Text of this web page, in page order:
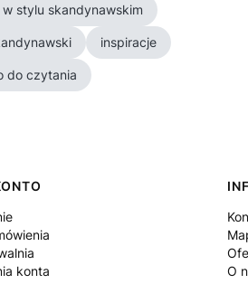
w stylu skandynawskim
inspiracje
do czytania
stopce
konta
O